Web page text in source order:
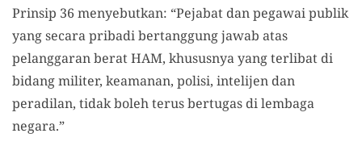
Prinsip 36 menyebutkan: “Pejabat dan pegawai publik
yang secara pribadi bertanggung jawab atas
pelanggaran berat HAM, khususnya yang terlibat di
bidang militer, keamanan, polisi, intelijen dan
peradilan, tidak boleh terus bertugas di lembaga
negara.”